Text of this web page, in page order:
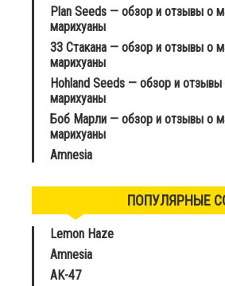
Plan Seeds — обзор и отзывы о
марихуаны
33 Стакана — обзор и отзывы о
марихуаны
Hohland Seeds — обзор и
марихуаны
Боб Марли — обзор и отзывы о
марихуаны
Amnesia
ПОПУЛЯРНЫЕ
Lemon Haze
Amnesia
AK-47